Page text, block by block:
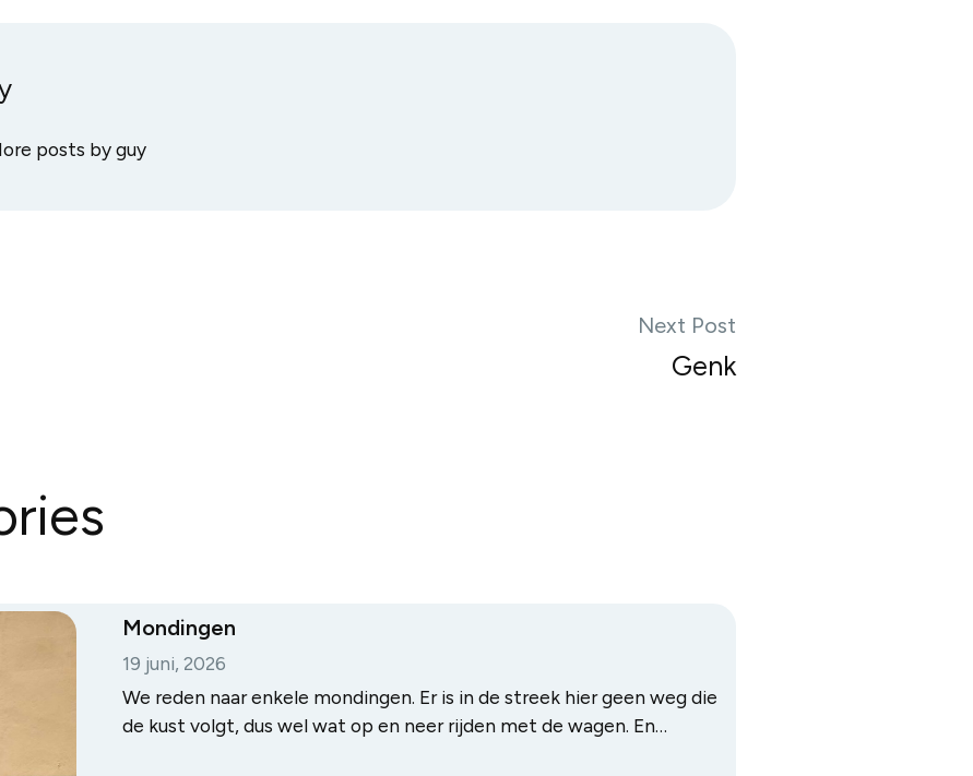
posts by guy
Next Post
Genk
Mondingen
19 juni, 2026
We reden naar enkele mondingen. Er is in de streek hier geen weg die
de kust volgt, dus wel wat op en neer rijden met de wagen. En